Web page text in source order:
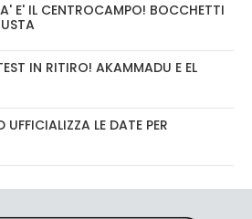
E' IL CENTROCAMPO! BOCCHETTI
IN RITIRO! AKAMMADU E EL
UFFICIALIZZA LE DATE PER